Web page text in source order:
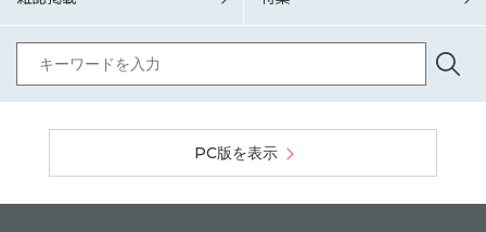
PC版を表示